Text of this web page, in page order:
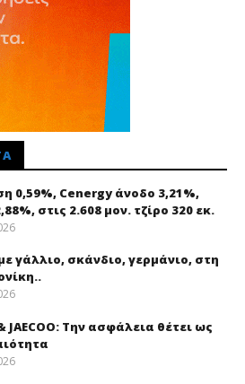
0,59%, Cenergy άνοδο 3,21%,
στις 2.608 μον. τζίρο 320 εκ.
γάλλιο, σκάνδιο, γερμάνιο, στη
JAECOO: Την ασφάλεια θέτει ως